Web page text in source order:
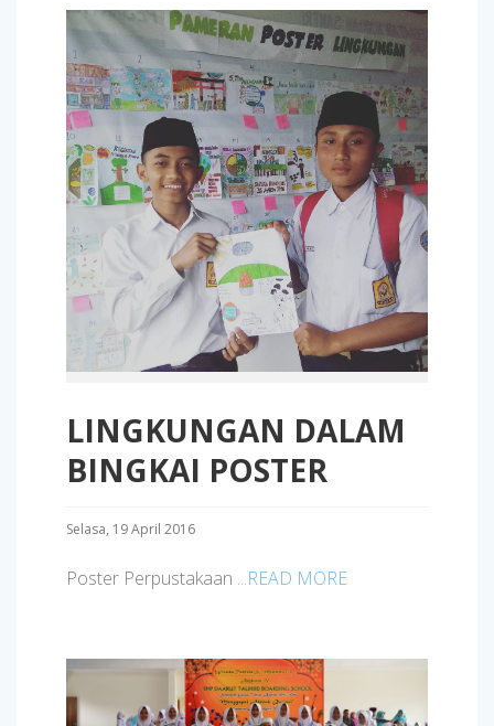
LINGKUNGAN DALAM
BINGKAI POSTER
Selasa, 19 April 2016
Poster Perpustakaan ...READ MORE